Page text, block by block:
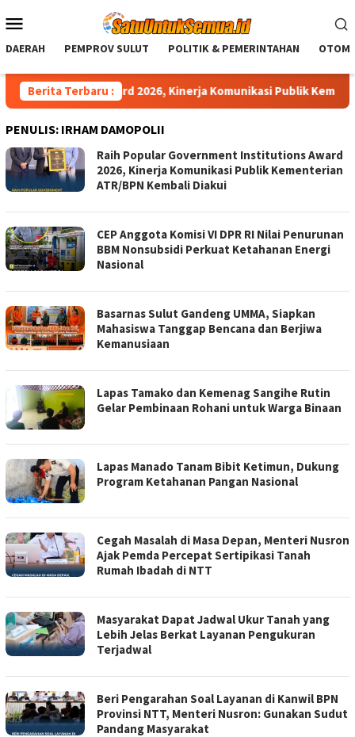
ke
Mobile
DAERAH PEMPROV SULUT POLITIK & PEMERINTAHAN
Berita Terbaru :
Award 2026, Kinerja Komunikasi Publik Kementerian
PENULIS: IRHAM DAMOPOLII
Raih Popular Government Institutions Award
2026, Kinerja Komunikasi Publik Kementerian
ATR/BPN Kembali Diakui
CEP Anggota Komisi VI DPR RI Nilai Penurunan
BBM Nonsubsidi Perkuat Ketahanan Energi
Nasional
Basarnas Sulut Gandeng UMMA, Siapkan
Mahasiswa Tanggap Bencana dan Berjiwa
Kemanusiaan
Lapas Tamako dan Kemenag Sangihe Rutin
Gelar Pembinaan Rohani untuk Warga Binaan
Lapas Manado Tanam Bibit Ketimun, Dukung
Program Ketahanan Pangan Nasional
Cegah Masalah di Masa Depan, Menteri Nusron
Ajak Pemda Percepat Sertipikasi Tanah
Rumah Ibadah di NTT
Masyarakat Dapat Jadwal Ukur Tanah yang
Lebih Jelas Berkat Layanan Pengukuran
Terjadwal
Beri Pengarahan Soal Layanan di Kanwil BPN
Provinsi NTT, Menteri Nusron: Gunakan Sudut
Pandang Masyarakat